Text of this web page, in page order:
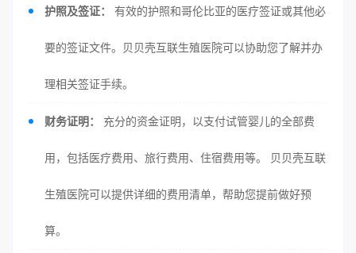
护照及签证： 有效的护照和哥伦比亚的医疗签证或其他必
要的签证文件。贝贝壳互联生殖医院可以协助您了解并办
理相关签证手续。
财务证明： 充分的资金证明，以支付试管婴儿的全部费
用，包括医疗费用、旅行费用、住宿费用等。 贝贝壳互联
生殖医院可以提供详细的费用清单，帮助您提前做好预
算。